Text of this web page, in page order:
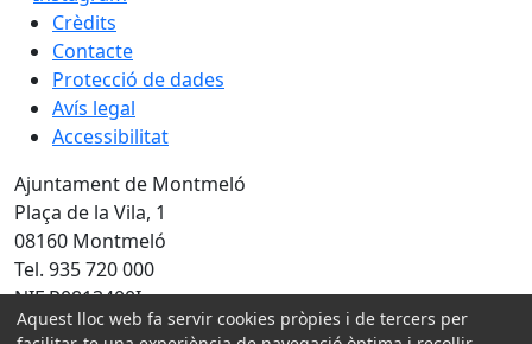
Crèdits
Contacte
Protecció de dades
Avís legal
Accessibilitat
Ajuntament de Montmeló
Plaça de la Vila, 1
08160 Montmeló
Tel. 935 720 000
NIF P0813400I
Aquest lloc web fa servir cookies pròpies i de tercers per